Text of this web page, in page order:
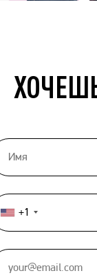
United
States
+1